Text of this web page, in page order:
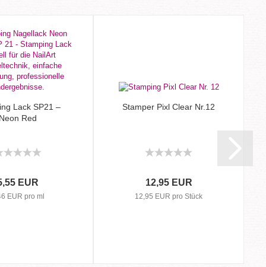
Lack SP21 –
Red
EUR
EUR pro ml
Stamper Pixl Clear Nr.12
12,95 EUR
12,95 EUR pro Stück